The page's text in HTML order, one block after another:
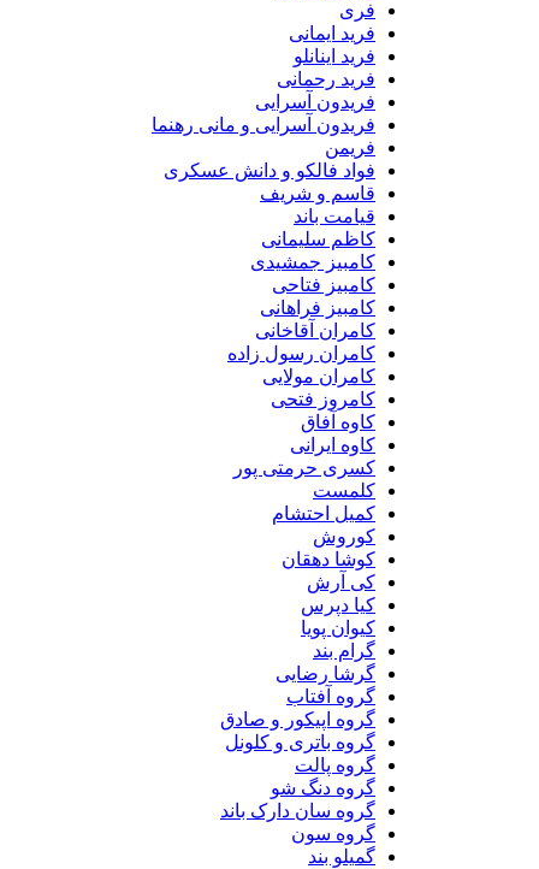
فرید ایمانی
فرید اینانلو
فرید رحمانی
فریدون آسرایی
فریدون آسرایی و مانی رهنما
فواد فالکو و دانش عسکری
قاسم و شریف
قیامت باند
کاظم سلیمانی
کامبیز جمشیدی
کامبیز فتاحی
کامبیز فراهانی
کامران آقاخانی
کامران رسول زاده
کامران مولایی
کامروز فتحی
کاوه آفاق
کاوه ایرانی
کسری حرمتی پور
کلمست
کمیل احتشام
کوروش
کوشا دهقان
کی آرش
کیا دپرس
کیوان پویا
گرام بند
گرشا رضایی
گروه آفتاب
گروه اپیکور و صادق
گروه باتری و کلونل
گروه پالت
گروه دنگ شو
گروه سان دارک باند
گروه سون
گمیلو بند